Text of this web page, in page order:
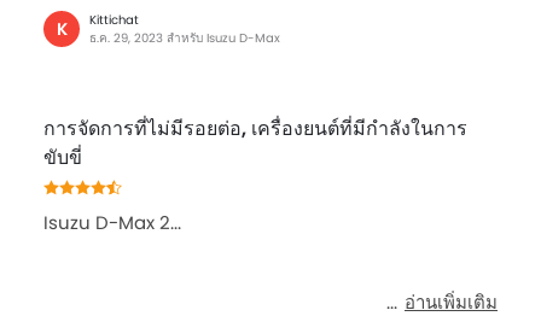
K
Kittichat
ธ.ค. 29, 2023 สำหรับ Isuzu D-Max
การจัดการที่ไม่มีรอยต่อ, เครื่องยนต์ที่มีกำลังในการ
ขับขี่
Isuzu D-Max 2...
อ่านเพิ่มเติม